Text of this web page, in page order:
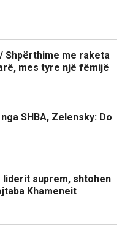
Shpërthime me raketa
mes tyre një fëmijë
SHBA, Zelensky: Do
suprem, shtohen
Khameneit